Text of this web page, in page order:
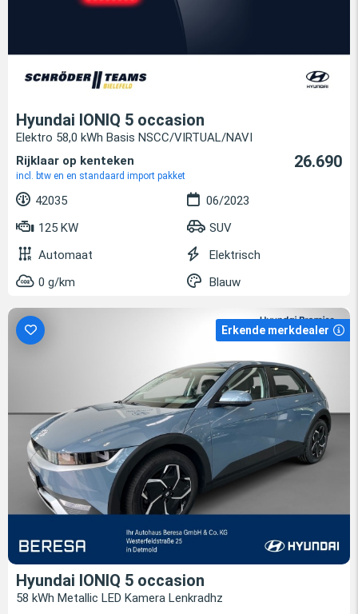
Hyundai IONIQ 5 occasion
Elektro 58,0 kWh Basis NSCC/VIRTUAL/NAVI
Rijklaar op kenteken
incl. btw en en standaard import pakket
26.690
42035
06/2023
125 KW
SUV
Automaat
Elektrisch
0 g/km
Blauw
Erkende merkdealer
Hyundai IONIQ 5 occasion
58 kWh Metallic LED Kamera Lenkradhz